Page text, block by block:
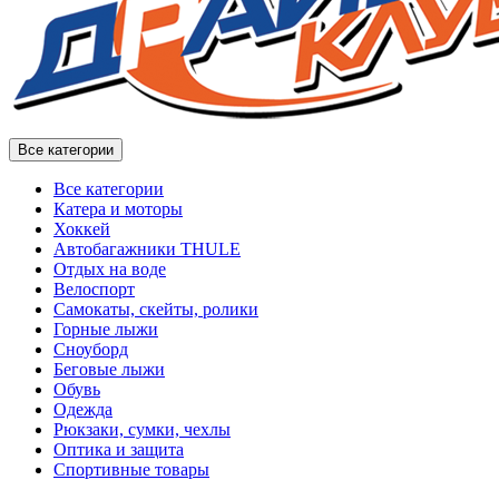
Все категории
Все категории
Катера и моторы
Хоккей
Автобагажники THULE
Отдых на воде
Велоспорт
Самокаты, скейты, ролики
Горные лыжи
Сноуборд
Беговые лыжи
Обувь
Одежда
Рюкзаки, сумки, чехлы
Оптика и защита
Спортивные товары